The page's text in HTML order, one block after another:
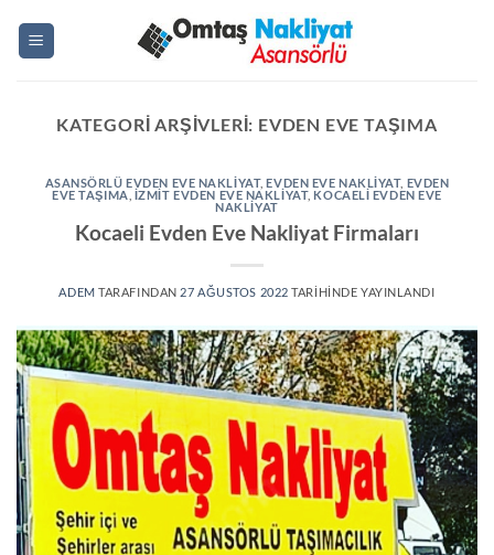
KATEGORI ARŞIVLERI: EVDEN EVE TAŞIMA
ASANSÖRLÜ EVDEN EVE NAKLIYAT,EVDEN EVE NAKLIYAT, EVDEN
EVE TAŞIMA IZMIT EVDEN EVE NAKLIYAT, KOCAELI EVDEN EVE
NAKLIYAT
Kocaeli Evden Eve Nakliyat Firmaları
ADEM TARAFINDAN 27 AĞUSTOS 2022 TARIHINDE YAYINLANDI